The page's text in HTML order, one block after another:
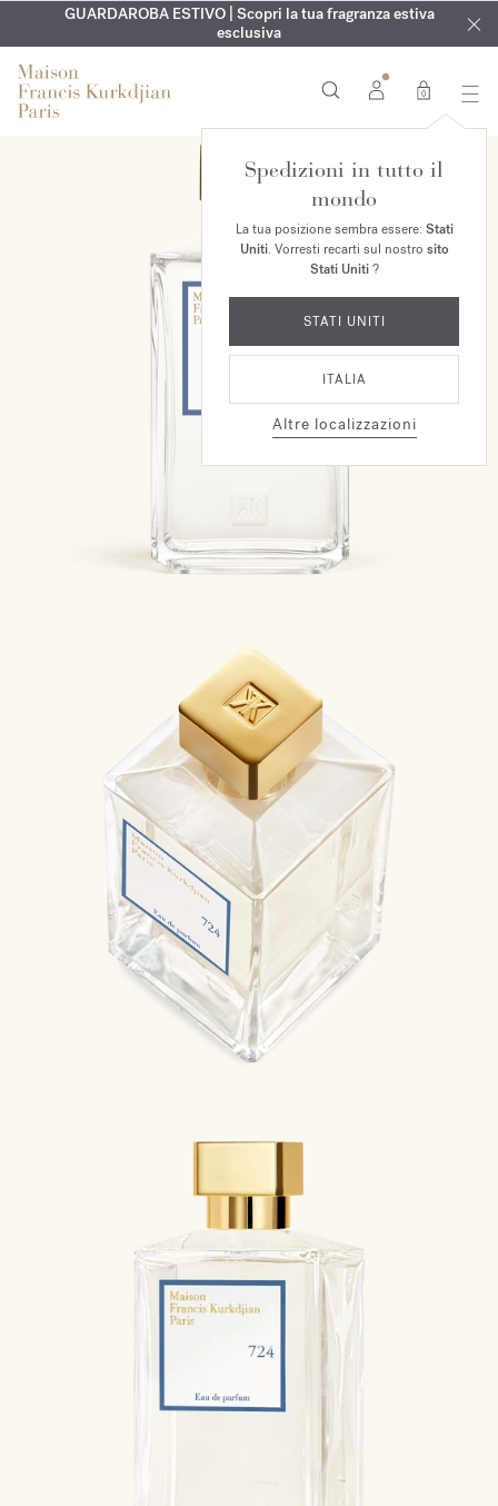
ESCLUSIVO | Scopri la nuova fragranza OUDvelvet moodnel
tuo ordine*
INCISIONE GRATUITA | Su tutte le fragranze e gli oli per il
corpo fino al 9 agosto
GUARDAROBA ESTIVO | Scopri la tua fragranza estiva
esclusiva
0
Spedizioni in tutto il
mondo
La tua posizione sembra essere: Stati
Uniti. Vorresti recarti sul nostro sito
Stati Uniti?
STATI UNITI
ITALIA
Altre localizzazioni